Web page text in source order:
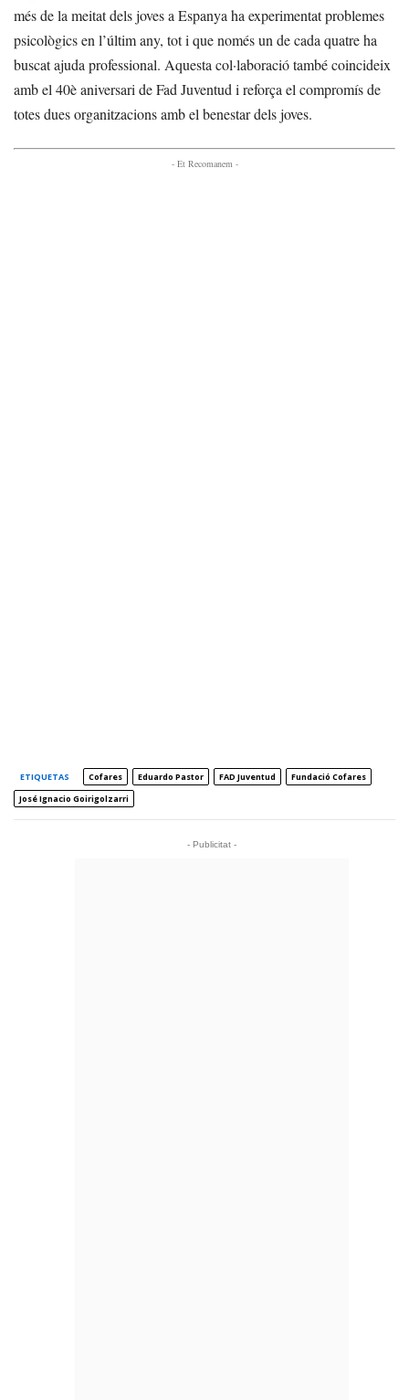
més de la meitat dels joves a Espanya ha experimentat problemes
psicològics en l’últim any, tot i que només un de cada quatre ha
buscat ajuda professional. Aquesta col·laboració també coincideix
amb el 40è aniversari de Fad Juventud i reforça el compromís de
totes dues organitzacions amb el benestar dels joves.
- Et Recomanem -
ETIQUETAS Cofares Eduardo Pastor FAD Juventud
Fundació Cofares
José Ignacio Goirigolzarri
- Publicitat -